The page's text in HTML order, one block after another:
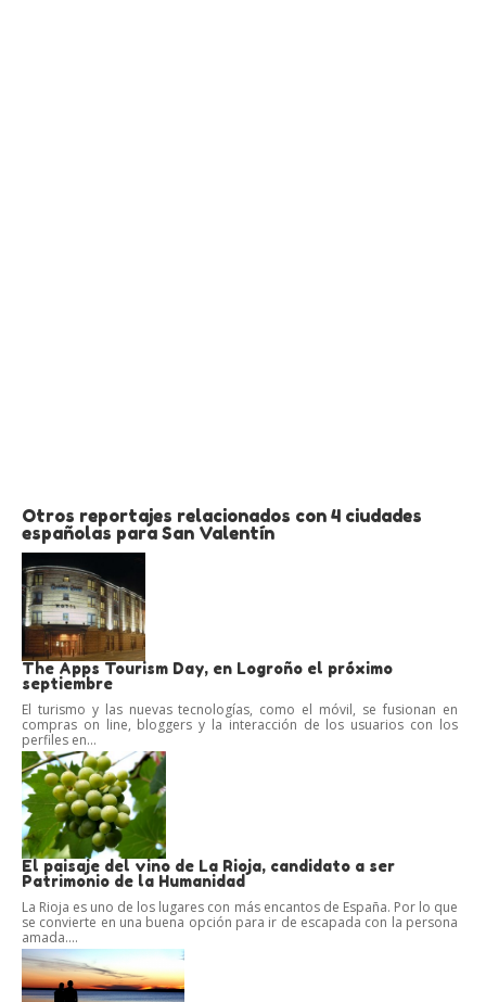
Otros reportajes relacionados con 4 ciudades
españolas para San Valentín
The Apps Tourism Day, en Logroño el próximo
septiembre
El turismo y las nuevas tecnologías, como el móvil, se fusionan en
compras on line, bloggers y la interacción de los usuarios con los
perfiles en...
El paisaje del vino de La Rioja, candidato a ser
Patrimonio de la Humanidad
La Rioja es uno de los lugares con más encantos de España. Por lo que
se convierte en una buena opción para ir de escapada con la persona
amada....